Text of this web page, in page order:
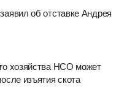
об отставке Андрея
хозяйства НСО может
изъятия скота